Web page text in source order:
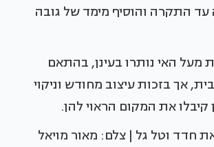
עד התקרה והוסיף מימד של גובה
מעל האי נותרו בעינן, בהתאם
אך בזכות עיצוב מחודש וניקוי
את המקום הראוי להן.
חדד וטל גל | צלם: מאור מויאל